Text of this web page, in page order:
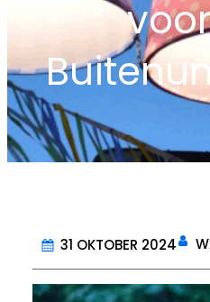
31 OKTOBER 2024